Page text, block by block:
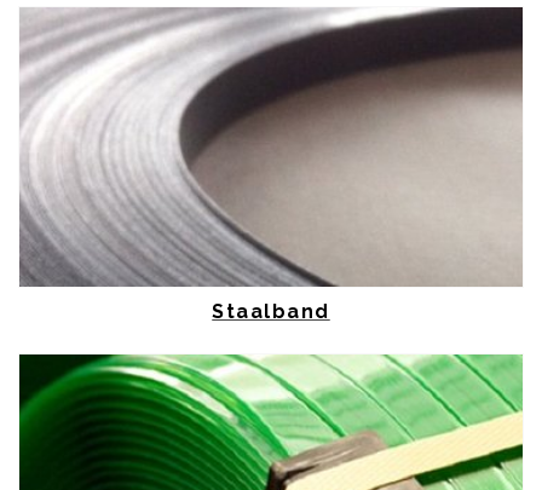
Staalband